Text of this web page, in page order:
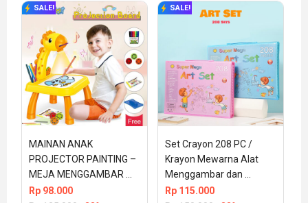
SALE!
MAINAN ANAK
PROJECTOR PAINTING –
MEJA MENGGAMBAR
LUKISAN Meja Belajar
Rp 98.000
SALE!
Set Crayon 208 PC /
Krayon Mewarna Alat
Menggambar dan
Mewarnai Anak
Rp 115.000